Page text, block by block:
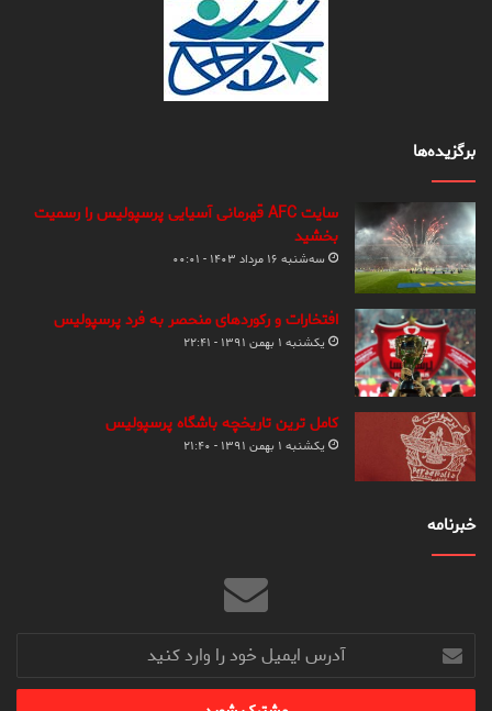
برگزیده‌ها
سایت AFC قهرمانی آسیایی پرسپولیس را رسمیت
بخشید
سه‌شنبه ۱۶ مرداد ۱۴۰۳ - ۰۰:۰۱
افتخارات و رکوردهای منحصر به فرد پرسپولیس
یکشنبه ۱ بهمن ۱۳۹۱ - ۲۲:۴۱
کامل ترین تاریخچه باشگاه پرسپولیس
یکشنبه ۱ بهمن ۱۳۹۱ - ۲۱:۴۰
خبرنامه
آدرس
ایمیل
خود